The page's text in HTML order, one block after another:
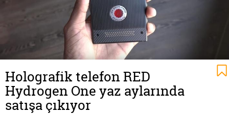
Holografik telefon RED
Hydrogen One yaz aylarında
satışa çıkıyor